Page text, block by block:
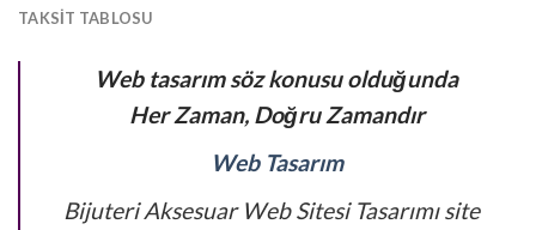
TAKSIT TABLOSU
Web tasarım söz konusu olduğunda
Her Zaman, Doğru Zamandır
Web Tasarım
Bijuteri Aksesuar Web Sitesi Tasarımı site